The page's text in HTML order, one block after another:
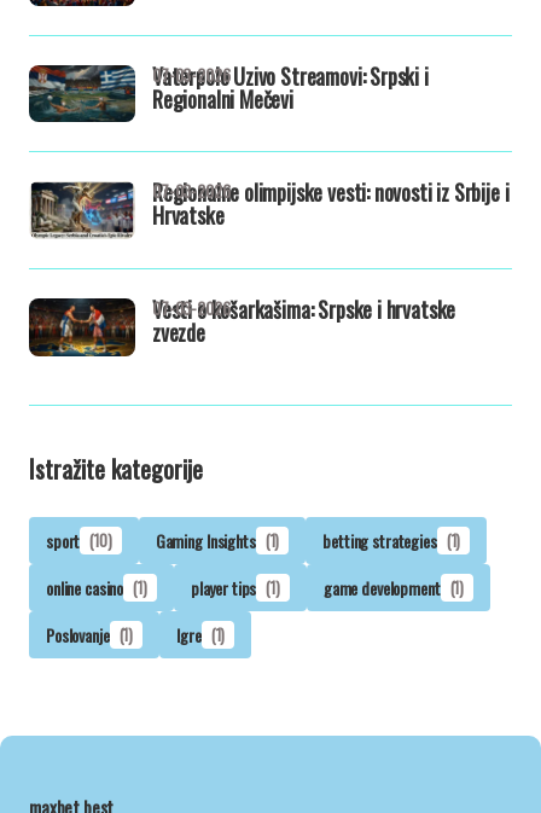
Vaterpolo Uzivo Streamovi: Srpski i
Regionalni Mečevi
07-03-2026
Regionalne olimpijske vesti: novosti iz Srbije i
Hrvatske
07-03-2026
Vesti o košarkašima: Srpske i hrvatske
zvezde
07-03-2026
Istražite kategorije
sport (10) Gaming Insights (1) betting strategies (1)
online casino (1) player tips (1) game development (1)
Poslovanje (1) Igre (1)
maxbet.best